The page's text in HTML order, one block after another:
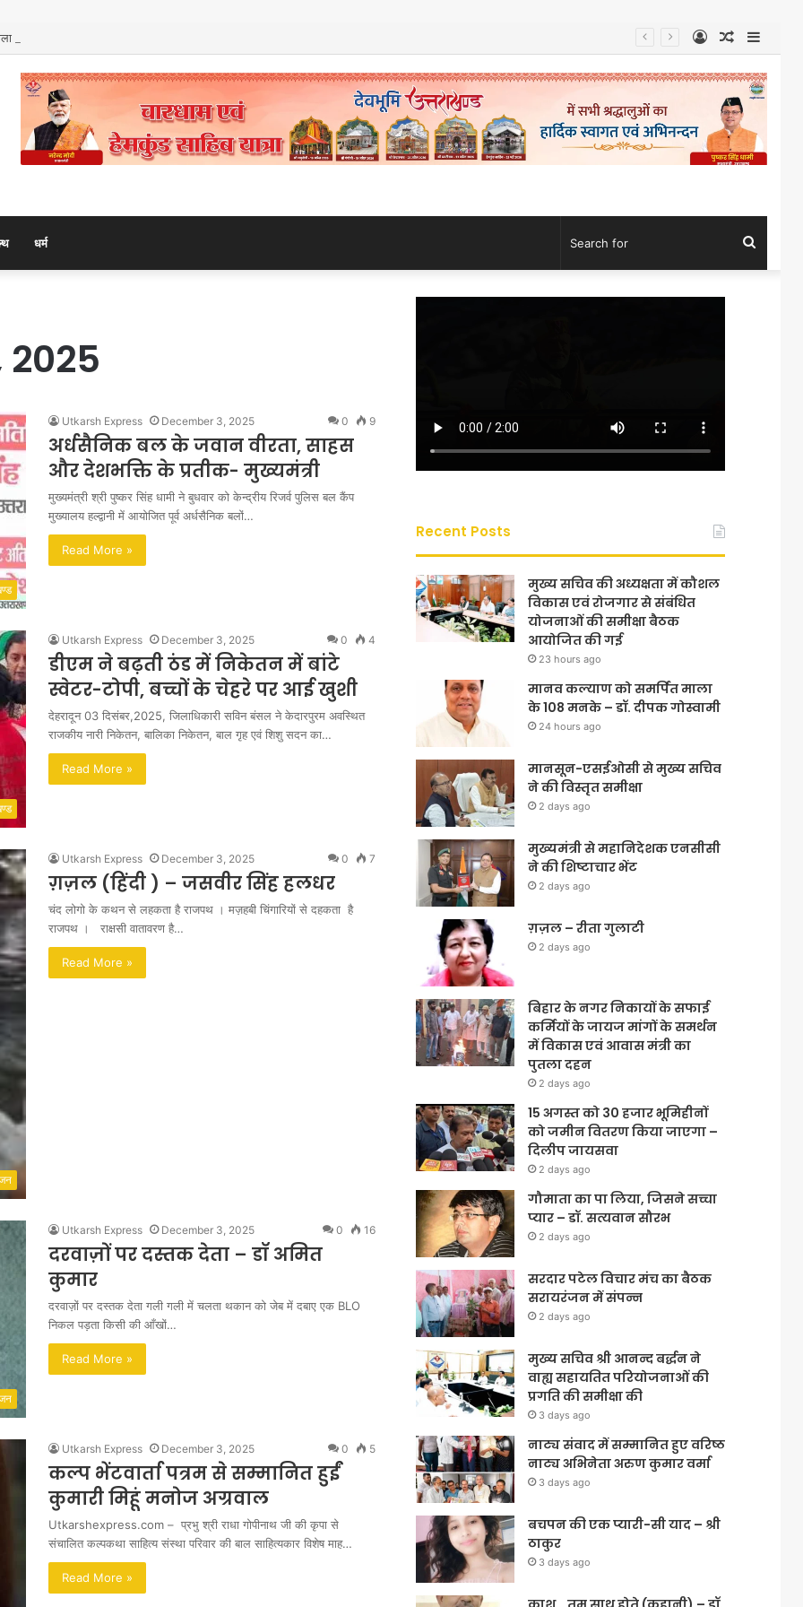
के 108 मनके – डॉ. दीपक गोस्वामी
Random
Article
Log
In
धर्म
Utkarsh Express December 3, 2025 0 9
अर्धसैनिक बल के जवान वीरता, साहस
और देशभक्ति के प्रतीक- मुख्यमंत्री
मुख्यमंत्री श्री पुष्कर सिंह धामी ने बुधवार को केन्द्रीय रिजर्व पुलिस बल कैंप
मुख्यालय हल्द्वानी में आयोजित पूर्व अर्धसैनिक बलों…
Read More »
Utkarsh Express December 3, 2025 0 4
डीएम ने बढ़ती ठंड में निकेतन में बांटे
स्वेटर-टोपी, बच्चों के चेहरे पर आई खुशी
देहरादून 03 दिसंबर,2025, जिलाधिकारी सविन बंसल ने केदारपुरम अवस्थित
राजकीय नारी निकेतन, बालिका निकेतन, बाल गृह एवं शिशु सदन का…
Read More »
Utkarsh Express December 3, 2025 0 7
ग़ज़ल (हिंदी ) – जसवीर सिंह हलधर
चंद लोगो के कथन से लहकता है राजपथ । मज़हबी चिंगारियों से दहकता है
राजपथ । राक्षसी वातावरण है…
Read More »
Utkarsh Express December 3, 2025 0 16
दरवाज़ों पर दस्तक देता – डॉ अमित
कुमार
दरवाज़ों पर दस्तक देता गली गली में चलता थकान को जेब में दबाए एक BLO
निकल पड़ता किसी की आँखों…
Read More »
Utkarsh Express December 3, 2025 0 5
कल्प भेंटवार्ता पत्रम से सम्मानित हुईं
कुमारी मिहूं मनोज अग्रवाल
Utkarshexpress.com – प्रभु श्री राधा गोपीनाथ जी की कृपा से
संचालित कल्पकथा साहित्य संस्था परिवार की बाल साहित्यकार विशेष माह…
Read More »
Recent Posts
मुख्य सचिव की अध्यक्षता में कौशल
विकास एवं रोजगार से संबंधित
योजनाओं की समीक्षा बैठक
आयोजित की गई
23 hours ago
मानव कल्याण को समर्पित माला
के 108 मनके – डॉ. दीपक गोस्वामी
24 hours ago
मानसून-एसईओसी से मुख्य सचिव
ने की विस्तृत समीक्षा
2 days ago
मुख्यमंत्री से महानिदेशक एनसीसी
ने की शिष्टाचार भेंट
2 days ago
ग़ज़ल – रीता गुलाटी
2 days ago
बिहार के नगर निकायों के सफाई
कर्मियों के जायज मांगों के समर्थन
में विकास एवं आवास मंत्री का
पुतला दहन
2 days ago
15 अगस्त को 30 हजार भूमिहीनों
को जमीन वितरण किया जाएगा –
दिलीप जायसवा
2 days ago
गौमाता का पा लिया, जिसने सच्चा
प्यार – डॉ. सत्यवान सौरभ
2 days ago
सरदार पटेल विचार मंच का बैठक
सरायरंजन में संपन्न
2 days ago
मुख्य सचिव श्री आनन्द बर्द्धन ने
वाह्य सहायतित परियोजनाओं की
प्रगति की समीक्षा की
3 days ago
नाट्य संवाद में सम्मानित हुए वरिष्ठ
नाट्य अभिनेता अरुण कुमार वर्मा
3 days ago
बचपन की एक प्यारी-सी याद – श्री
ठाकुर
3 days ago